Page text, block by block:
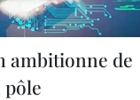
ambitionne de
pôle